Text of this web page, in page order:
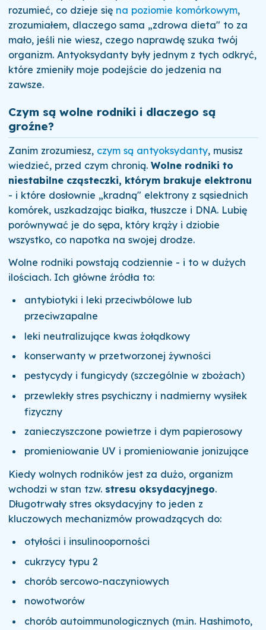
rozumieć, co dzieje się na poziomie komórkowym,
zrozumiałem, dlaczego sama „zdrowa dieta" to za
mało, jeśli nie wiesz, czego naprawdę szuka twój
organizm. Antyoksydanty były jednym z tych odkryć,
które zmieniły moje podejście do jedzenia na
zawsze.
Czym są wolne rodniki i dlaczego są
groźne?
Zanim zrozumiesz, czym są antyoksydanty, musisz
wiedzieć, przed czym chronią. Wolne rodniki to
niestabilne cząsteczki, którym brakuje elektronu
- i które dosłownie „kradną" elektrony z sąsiednich
komórek, uszkadzając białka, tłuszcze i DNA. Lubię
porównywać je do sępa, który krąży i dziobie
wszystko, co napotka na swojej drodze.
Wolne rodniki powstają codziennie - i to w dużych
ilościach. Ich główne źródła to:
antybiotyki i leki przeciwbólowe lub
przeciwzapalne
leki neutralizujące kwas żołądkowy
konserwanty w przetworzonej żywności
pestycydy i fungicydy (szczególnie w zbożach)
przewlekły stres psychiczny i nadmierny wysiłek
fizyczny
zanieczyszczone powietrze i dym papierosowy
promieniowanie UV i promieniowanie jonizujące
Kiedy wolnych rodników jest za dużo, organizm
wchodzi w stan tzw. stresu oksydacyjnego.
Długotrwały stres oksydacyjny to jeden z
kluczowych mechanizmów prowadzących do:
otyłości i insulinooporności
cukrzycy typu 2
chorób sercowo-naczyniowych
nowotworów
chorób autoimmunologicznych (m.in. Hashimoto,